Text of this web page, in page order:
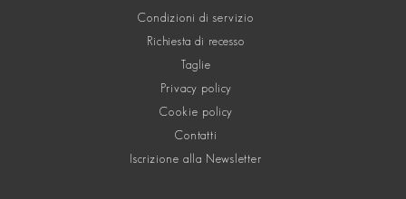
Condizioni di servizio
Richiesta di recesso
Taglie
Privacy policy
Cookie policy
Contatti
Iscrizione alla Newsletter